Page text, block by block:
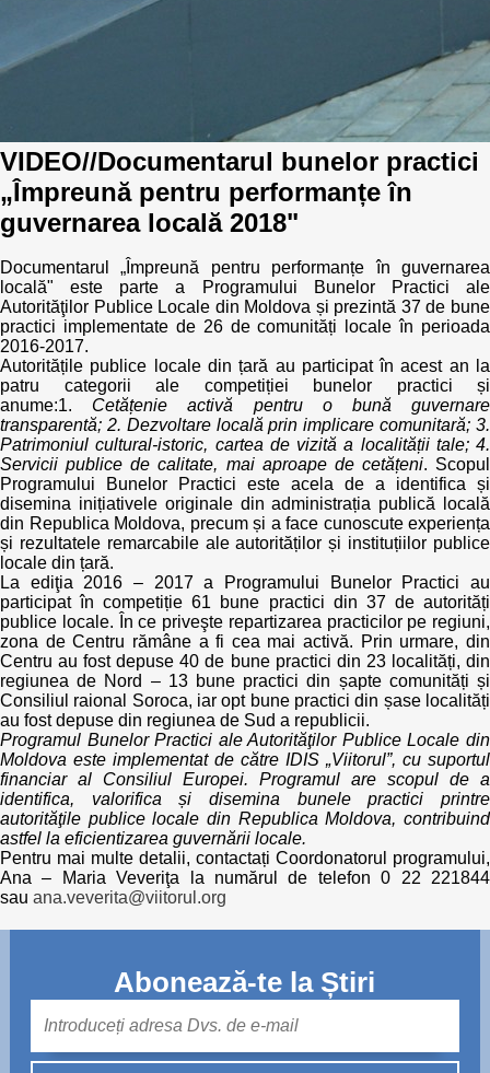
VIDEO//Documentarul bunelor practici
„Împreună pentru performanțe în
guvernarea locală 2018"
Documentarul „Împreună pentru performanțe în guvernarea
locală" este parte a Programului Bunelor Practici ale
Autorităţilor Publice Locale din Moldova și prezintă 37 de bune
practici implementate de 26 de comunități locale în perioada
2016-2017.
Autoritățile publice locale din țară au participat în acest an la
patru categorii ale competiției bunelor practici și
anume:1. Cetățenie activă pentru o bună guvernare
transparentă; 2. Dezvoltare locală prin implicare comunitară; 3.
Patrimoniul cultural-istoric, cartea de vizită a localității tale; 4.
Servicii publice de calitate, mai aproape de cetățeni. Scopul
Programului Bunelor Practici este acela de a identifica și
disemina inițiativele originale din administrația publică locală
din Republica Moldova, precum și a face cunoscute experiența
și rezultatele remarcabile ale autorităților și instituțiilor publice
locale din țară.
La ediţia 2016 – 2017 a Programului Bunelor Practici au
participat în competiție 61 bune practici din 37 de autorități
publice locale. În ce priveşte repartizarea practicilor pe regiuni,
zona de Centru rămâne a fi cea mai activă. Prin urmare, din
Centru au fost depuse 40 de bune practici din 23 localități, din
regiunea de Nord – 13 bune practici din șapte comunități și
Consiliul raional Soroca, iar opt bune practici din șase localități
au fost depuse din regiunea de Sud a republicii.
Programul Bunelor Practici ale Autorităţilor Publice Locale din
Moldova este implementat de către IDIS „Viitorul”, cu suportul
financiar al Consiliul Europei. Programul are scopul de a
identifica, valorifica și disemina bunele practici printre
autorităţile publice locale din Republica Moldova, contribuind
astfel la eficientizarea guvernării locale.
Pentru mai multe detalii, contactați Coordonatorul programului,
Ana – Maria Veveriţa la numărul de telefon 0 22 221844
sau ana.veverita@viitorul.org
Abonează-te la Știri